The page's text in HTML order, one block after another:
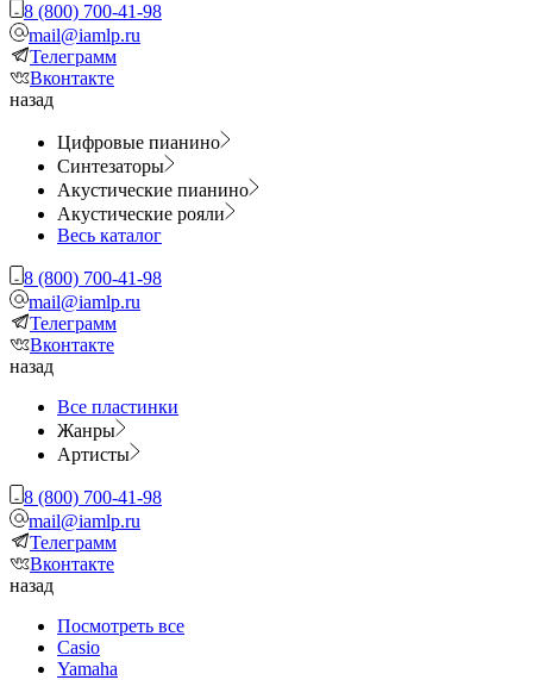
8 (800) 700-41-98
mail@iamlp.ru
Телеграмм
Вконтакте
назад
Цифровые пианино
Синтезаторы
Акустические пианино
Акустические рояли
Весь каталог
8 (800) 700-41-98
mail@iamlp.ru
Телеграмм
Вконтакте
назад
Все пластинки
Жанры
Артисты
8 (800) 700-41-98
mail@iamlp.ru
Телеграмм
Вконтакте
назад
Посмотреть все
Casio
Yamaha